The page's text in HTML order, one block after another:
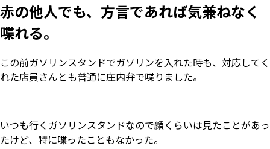
赤の他人でも、方言であれば気兼ねなく
喋れる。
この前ガソリンスタンドでガソリンを入れた時も、対応してく
れた店員さんとも普通に庄内弁で喋りました。
いつも行くガソリンスタンドなので顔くらいは見たことがあっ
たけど、特に喋ったこともなかった。